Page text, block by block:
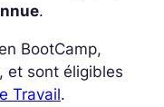
.
BootCamp,
et sont éligibles
Travail.